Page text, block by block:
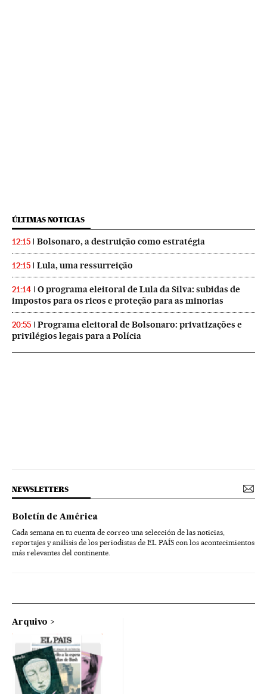
ÚLTIMAS NOTICIAS
12:15 Bolsonaro, a destruição como estratégia
12:15 Lula, uma ressurreição
21:14
O programa eleitoral de Lula da Silva: subidas de
impostos para os ricos e proteção para as minorias
20:55
Programa eleitoral de Bolsonaro: privatizações e
privilégios legais para a Polícia
NEWSLETTERS
Boletín de América
Cada semana en tu cuenta de correo una selección de las noticias,
reportajes y análisis de los periodistas de EL PAÍS con los acontecimientos
más relevantes del continente.
Arquivo